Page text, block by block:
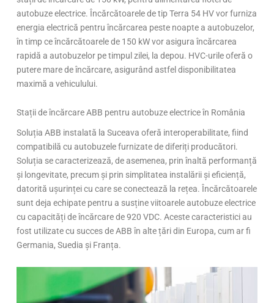
autobuze electrice. Încărcătoarele de tip Terra 54 HV vor furniza
energia electrică pentru încărcarea peste noapte a autobuzelor,
în timp ce încărcătoarele de 150 kW vor asigura încărcarea
rapidă a autobuzelor pe timpul zilei, la depou. HVC-urile oferă o
putere mare de încărcare, asigurând astfel disponibilitatea
maximă a vehiculului.
Stații de încărcare ABB pentru autobuze electrice în România
Soluția ABB instalată la Suceava oferă interoperabilitate, fiind
compatibilă cu autobuzele furnizate de diferiți producători.
Soluția se caracterizează, de asemenea, prin înaltă performanță
și longevitate, precum și prin simplitatea instalării și eficiență,
datorită ușurinței cu care se conectează la rețea. Încărcătoarele
sunt deja echipate pentru a susține viitoarele autobuze electrice
cu capacități de încărcare de 920 VDC. Aceste caracteristici au
fost utilizate cu succes de ABB în alte țări din Europa, cum ar fi
Germania, Suedia și Franța.